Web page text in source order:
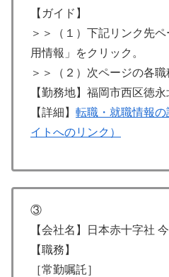
【ガイド】
＞＞（１）下記リンク先
用情報」をクリック。
＞＞（２）次ページの各職
【勤務地】福岡市西区徳
【詳細】 転職・就職情報
イトへのリンク）
③
【会社名】日本赤十字社
【職務】
［常勤嘱託］